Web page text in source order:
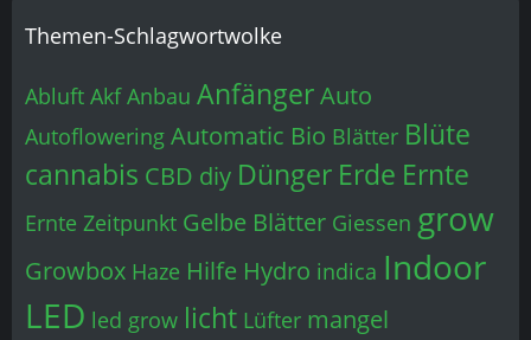
Themen-Schlagwortwolke
Abluft Akf Anbau AnfängerAuto
Autoflowering Automatic Bio Blätter Blüte
cannabis CBD diy Dünger Erde Ernte
Ernte Zeitpunkt Gelbe Blätter Giessen grow
Growbox Haze Hilfe Hydro indica Indoor
LED led grow licht Lüfter mangel